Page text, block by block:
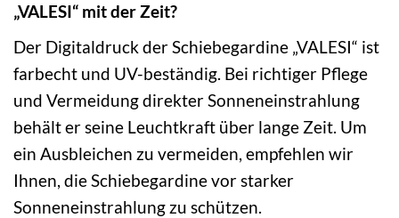
„VALESI“ mit der Zeit?
Der Digitaldruck der Schiebegardine „VALESI“ ist
farbecht und UV-beständig. Bei richtiger Pflege
und Vermeidung direkter Sonneneinstrahlung
behält er seine Leuchtkraft über lange Zeit. Um
ein Ausbleichen zu vermeiden, empfehlen wir
Ihnen, die Schiebegardine vor starker
Sonneneinstrahlung zu schützen.